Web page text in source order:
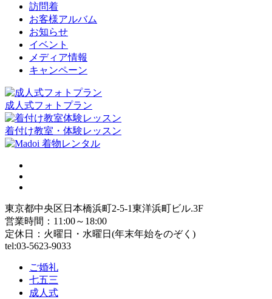
訪問着
お客様アルバム
お知らせ
イベント
メディア情報
キャンペーン
成人式フォトプラン
着付け教室・体験レッスン
東京都中央区日本橋浜町2-5-1東洋浜町ビル.3F
営業時間：11:00～18:00
定休日：火曜日・水曜日(年末年始をのぞく)
tel:03-5623-9033
ご婚礼
七五三
成人式